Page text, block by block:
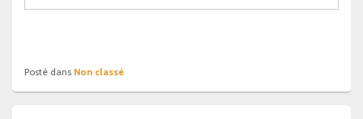
Posté dans Non classé